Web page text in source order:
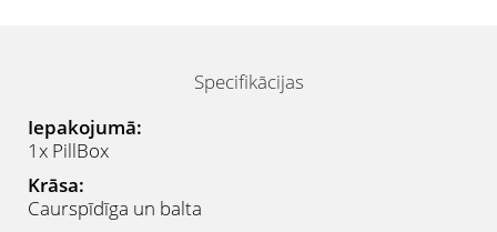
Specifikācijas
Iepakojumā:
1x PillBox
Krāsa:
Caurspīdīga un balta